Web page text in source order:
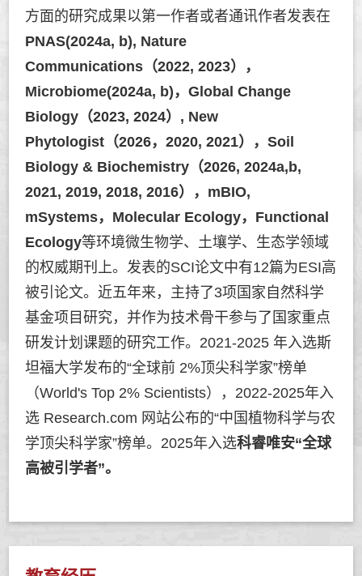
方面的研究成果以第一作者或者通讯作者发表在
PNAS(2024a, b), Nature
Communications（2022, 2023），
Microbiome(2024a, b)，Global Change
Biology（2023, 2024）, New
Phytologist（2026，2020, 2021），Soil
Biology & Biochemistry（2026, 2024a,b,
2021, 2019, 2018, 2016），mBIO,
mSystems，Molecular Ecology，Functional
Ecology等环境微生物学、土壤学、生态学领域
的权威期刊上。发表的SCI论文中有12篇为ESI高
被引论文。近五年来，主持了3项国家自然科学
基金项目研究，并作为技术骨干参与了国家重点
研发计划课题的研究工作。2021-2025 年入选斯
坦福大学发布的“全球前 2%顶尖科学家”榜单
（World's Top 2% Scientists），2022-2025年入
选 Research.com 网站公布的“中国植物科学与农
学顶尖科学家”榜单。2025年入选科睿唯安“全球
高被引学者”。